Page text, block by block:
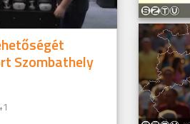
Szombathely